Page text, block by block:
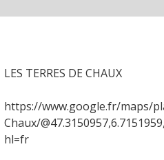
LES TERRES DE CHAUX
https://www.google.fr/maps/
Chaux/
hl=fr